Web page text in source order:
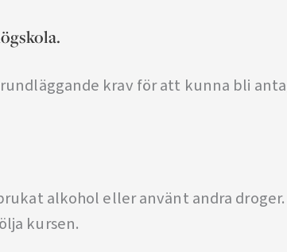
krav för att kunna bli
alkohol eller använt andra droger.
kursen.